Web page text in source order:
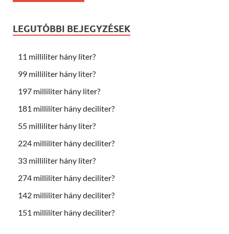
LEGUTÓBBI BEJEGYZÉSEK
11 milliliter hány liter?
99 milliliter hány liter?
197 milliliter hány liter?
181 milliliter hány deciliter?
55 milliliter hány liter?
224 milliliter hány deciliter?
33 milliliter hány liter?
274 milliliter hány deciliter?
142 milliliter hány deciliter?
151 milliliter hány deciliter?